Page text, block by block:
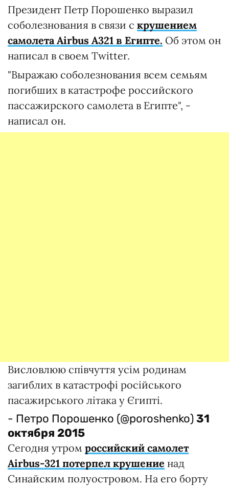
Президент Петр Порошенко выразил
соболезнования в связи с крушением
самолета Airbus A321 в Египте. Об этом он
написал в своем Twitter.
"Выражаю соболезнования всем семьям
погибших в катастрофе российского
пассажирского самолета в Египте", -
написал он.
Висловлюю співчуття усім родинам
загиблих в катастрофі російського
пасажирського літака у Єгипті.
- Петро Порошенко (@poroshenko)31
октября 2015
Сегодня утром российский самолет
Аirbus-321 потерпел крушение над
Синайским полуостровом. На его борту